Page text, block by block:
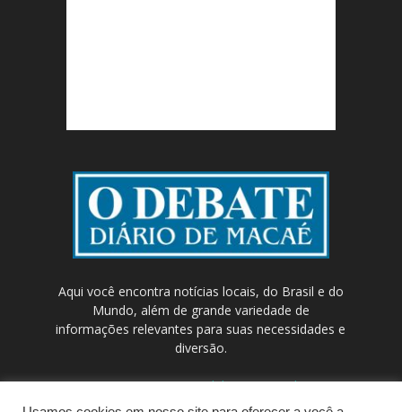
Aqui você encontra notícias locais, do Brasil e do
Mundo, além de grande variedade de
informações relevantes para suas necessidades e
diversão.
Contato:contato@odebateon.com.br /
comercia@odebateon.com.br